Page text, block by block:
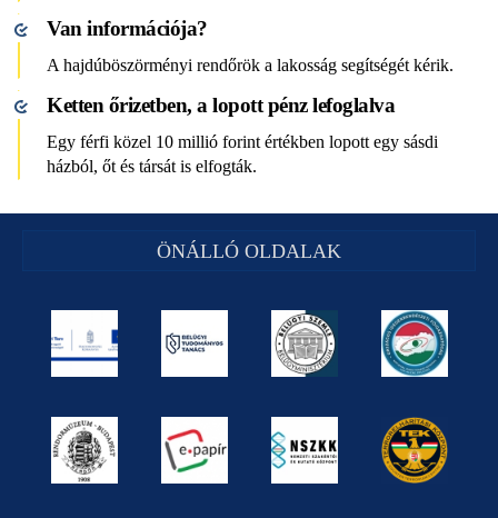
Van információja?
A hajdúböszörményi rendőrök a lakosság segítségét kérik.
Ketten őrizetben, a lopott pénz lefoglalva
Egy férfi közel 10 millió forint értékben lopott egy sásdi
házból, őt és társát is elfogták.
ÖNÁLLÓ OLDALAK